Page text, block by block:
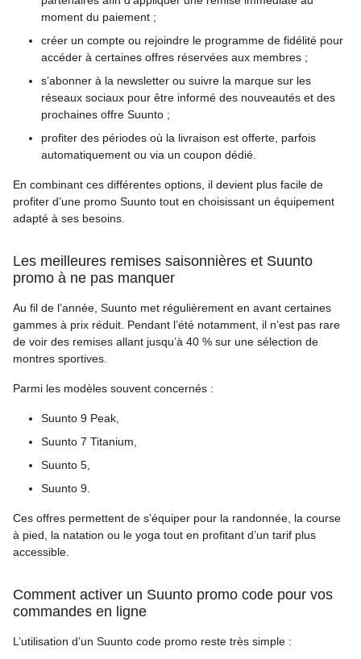
moment du paiement ;
créer un compte ou rejoindre le programme de fidélité pour
accéder à certaines offres réservées aux membres ;
s’abonner à la newsletter ou suivre la marque sur les
réseaux sociaux pour être informé des nouveautés et des
prochaines offre Suunto ;
profiter des périodes où la livraison est offerte, parfois
automatiquement ou via un coupon dédié.
En combinant ces différentes options, il devient plus facile de
profiter d’une promo Suunto tout en choisissant un équipement
adapté à ses besoins.
Les meilleures remises saisonnières et Suunto
promo à ne pas manquer
Au fil de l’année, Suunto met régulièrement en avant certaines
gammes à prix réduit. Pendant l’été notamment, il n’est pas rare
de voir des remises allant jusqu’à 40 % sur une sélection de
montres sportives.
Parmi les modèles souvent concernés :
Suunto 9 Peak,
Suunto 7 Titanium,
Suunto 5,
Suunto 9.
Ces offres permettent de s’équiper pour la randonnée, la course
à pied, la natation ou le yoga tout en profitant d’un tarif plus
accessible.
Comment activer un Suunto promo code pour vos
commandes en ligne
L’utilisation d’un Suunto code promo reste très simple :